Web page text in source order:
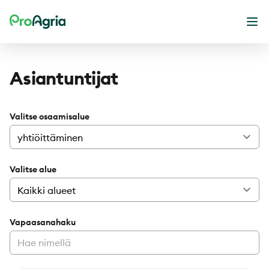
ProAgria
Asiantuntijat
Valitse osaamisalue
Valitse alue
Vapaasanahaku